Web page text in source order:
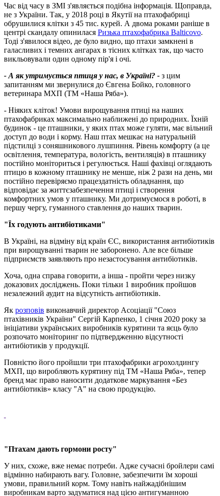
Час від часу в ЗМІ з'являється подібна інформація. Щоправда,
не з України. Так, у 2018 році в Якутії на птахофабриці
обрушилися клітки з 45 тис. курей. А двома роками раніше в
центрі скандалу опинилася Ризька птахофабрика Balticovo.
Тоді з'явилося відео, де було видно, що птахи замкнені в
галасливих і темних ангарах в тісних клітках так, що часто
викльовували один одному пір'я і очі.
- А як утримується птиця у нас, в Україні? - з цим
запитанням ми звернулися до Євгена Бойко, головного
ветеринара МХП (ТМ «Наша Ряба»).
- Ніяких кліток! Умови вирощування птиці на наших
птахофабриках максимально наближені до природних. Їхній
будинок - це пташники, у яких птах може гуляти, має вільний
доступ до води і корму. Наш птах мешкає на натуральній
підстилці з соняшникового лушпиння. Рівень комфорту (а це
освітлення, температура, вологість, вентиляція) в пташнику
постійно моніториться і регулюється. Наші фахівці оглядають
птицю в кожному пташнику не менше, ніж 2 рази на день, ми
постійно перевіряємо працездатність обладнання, що
відповідає за життєзабезпечення птиці і створення
комфортних умов у пташнику. Ми дотримуємося в роботі, в
першу чергу, гуманного ставлення до наших тварин.
"Їх годують антибіотиками"
В Україні, на відміну від країн ЄС, використання антибіотиків
при вирощуванні тварин не заборонено. Але все більше
підприємств заявляють про незастосування антибіотиків.
Хоча, одна справа говорити, а інша - пройти через низку
доказових досліджень. Поки тільки 1 виробник пройшов
незалежний аудит на відсутність антибіотиків.
Як розповів виконавчий директор Асоціації "Союз
птахівників України" Сергій Карпенко, 1 січня 2020 року за
ініціативи українських виробників курятини та яєць було
розпочато моніторинг по підтвердженню відсутності
антибіотиків у продукції.
Повністю його пройшли три птахофабрики агрохолдингу
МХП, що виробляють курятину під ТМ «Наша Ряба», тепер
бренд має право наносити додаткове маркування «Без
антибіотиків» класу "А" на свою продукцію.
"Птахам дають гормони росту"
У них, схоже, вже немає потреби. Адже сучасні бройлери самі
відмінно набирають вагу. Головне, забезпечити їм хороші
умови, правильний корм. Тому навіть найжадібнішим
виробникам варто задуматися над цією антигуманною